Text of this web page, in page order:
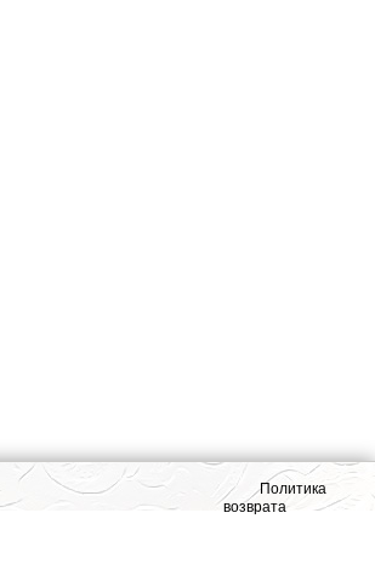
Политика
возврата